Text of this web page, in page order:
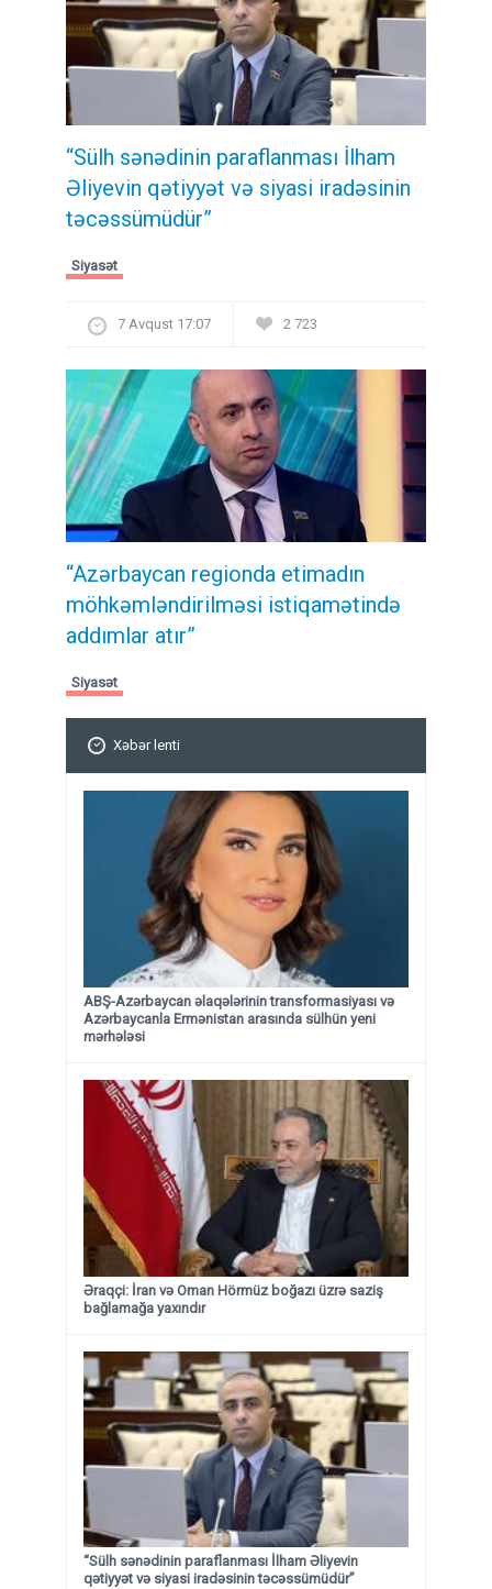
“Sülh sənədinin paraflanması İlham
Əliyevin qətiyyət və siyasi iradəsinin
təcəssümüdür”
Siyasət
7 Avqust 17:07 2 723
“Azərbaycan regionda etimadın
möhkəmləndirilməsi istiqamətində
addımlar atır”
Siyasət
Xəbər lenti
ABŞ-Azərbaycan əlaqələrinin transformasiyası və
Azərbaycanla Ermənistan arasında sülhün yeni
mərhələsi
Əraqçi: İran və Oman Hörmüz boğazı üzrə saziş
bağlamağa yaxındır
“Sülh sənədinin paraflanması İlham Əliyevin
qətiyyət və siyasi iradəsinin təcəssümüdür”